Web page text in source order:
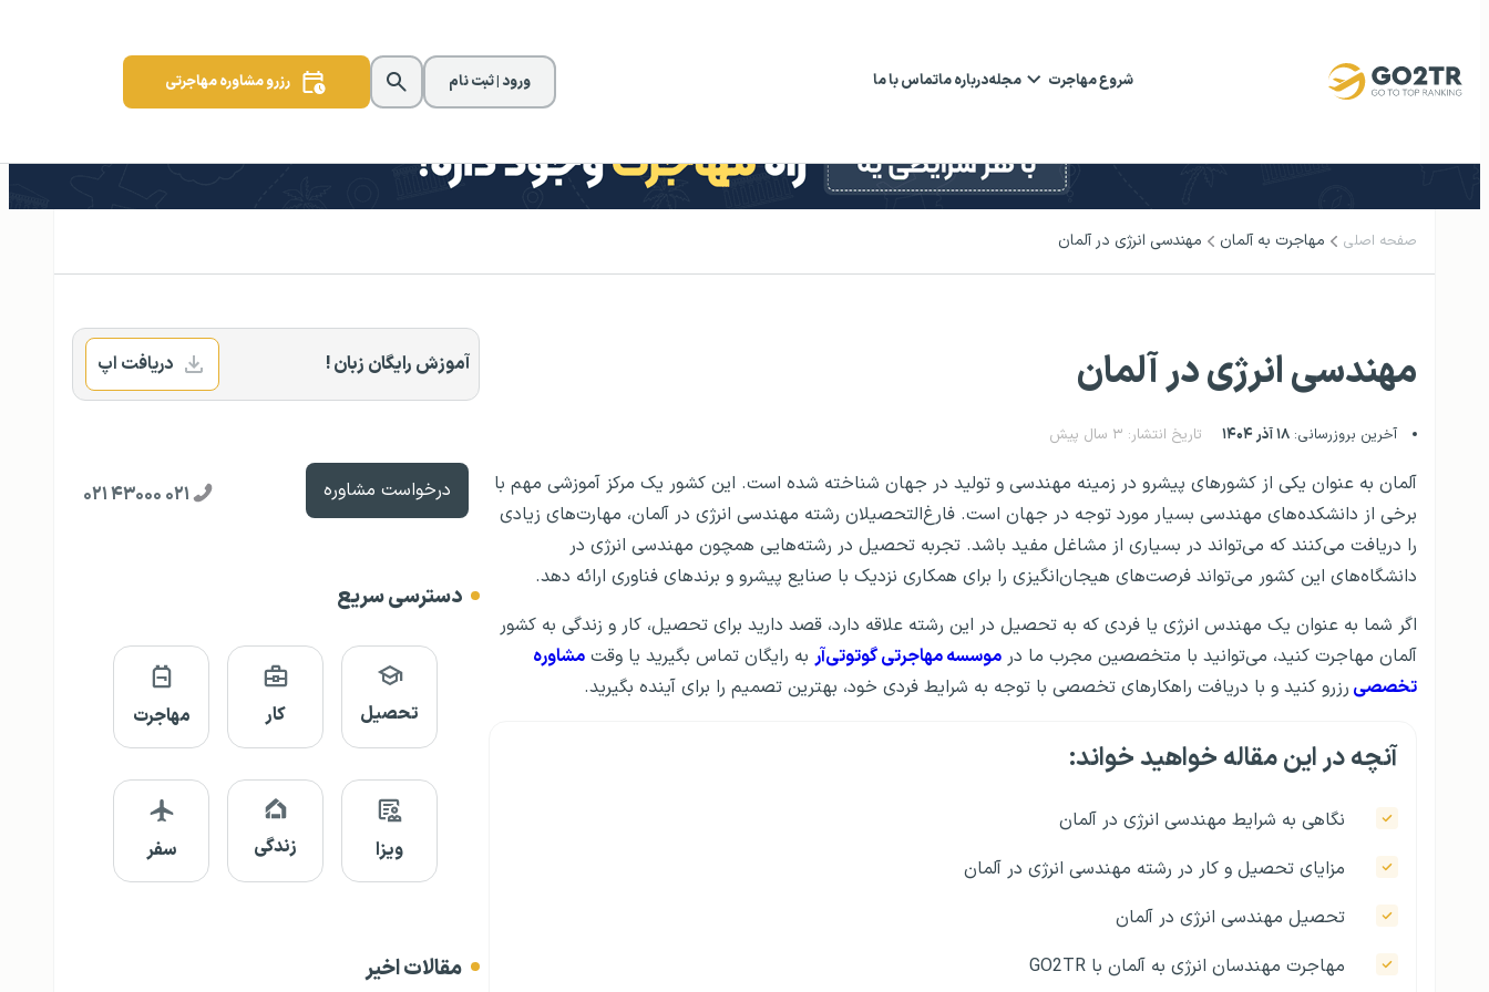
شروع مهاجرت مجلهدرباره ماتماس با ما ورود | ثبت نام رزرو مشاوره مهاجرتی
صفحه اصلی مهاجرت به آلمان مهندسی انرژی در آلمان
مهندسی انرژی در آلمان
آخرین بروزرسانی: ۱۸ آذر ۱۴۰۴ تاریخ انتشار: ۳ سال پیش
آلمان به عنوان یکی از کشورهای پیشرو در زمینه مهندسی و تولید در جهان شناخته شده است. این کشور یک مرکز آموزشی مهم با
برخی از دانشکده‌های مهندسی بسیار مورد توجه در جهان است. فارغ‌التحصیلان رشته مهندسی انرژی در آلمان، مهارت‌های زیادی
را دریافت می‌کنند که می‌تواند در بسیاری از مشاغل مفید باشد. تجربه تحصیل در رشته‌هایی همچون مهندسی انرژی در
دانشگاه‌های این کشور می‌تواند فرصت‌های هیجان‌انگیزی را برای همکاری نزدیک با صنایع پیشرو و برندهای فناوری ارائه دهد.
اگر شما به عنوان یک مهندس انرژی یا فردی که به تحصیل در این رشته علاقه دارد، قصد دارید برای تحصیل، کار و زندگی به کشور
آلمان مهاجرت کنید، می‌توانید با متخصصین مجرب ما در موسسه مهاجرتی گو‌تو‌تی‌آر به رایگان تماس بگیرید یا وقت مشاوره
تخصصی رزرو کنید و با دریافت راهکا‎‌رهای تخصصی با توجه به شرایط فردی خود، بهترین تصمیم را برای آینده بگیرید.
آنچه در این مقاله خواهید خواند:
نگاهی به شرایط مهندسی انرژی در آلمان
مزایای تحصیل و کار در رشته مهندسی انرژی در آلمان
تحصیل مهندسی انرژی در آلمان
مهاجرت مهندسان انرژی به آلمان با GO2TR
آموزش رایگان زبان ! دریافت اپ
درخواست مشاوره ۰۲۱ ۴۳۰۰۰ ۰۲۱
دسترسی سریع
تحصیل کار مهاجرت
ویزا زندگی سفر
مقالات اخیر